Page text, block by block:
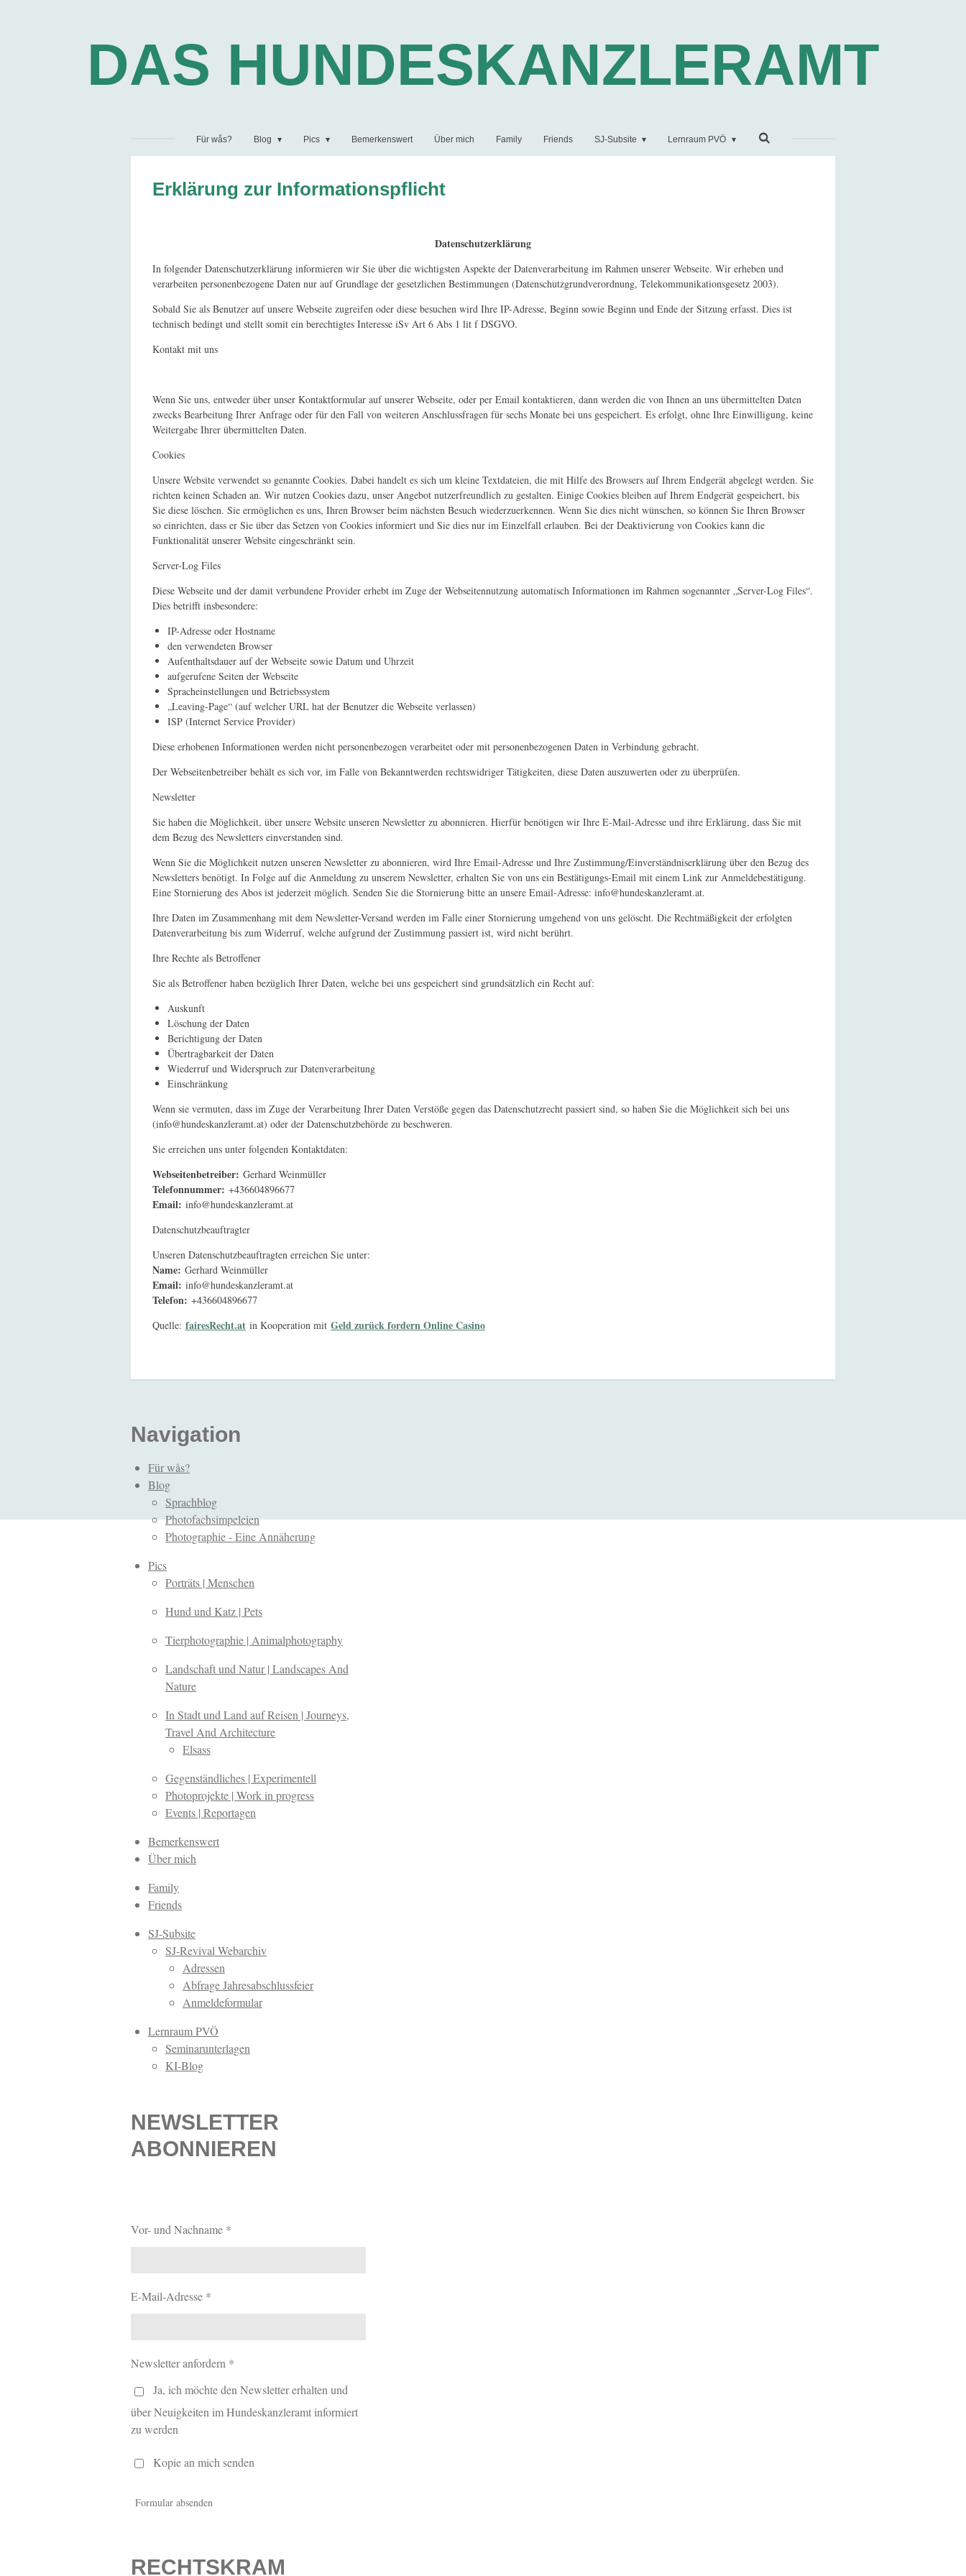
DAS HUNDESKANZLERAMT
Für wås? Blog Pics Bemerkenswert Über mich Family Friends SJ-Subsite Lernraum PVÖ
Erklärung zur Informationspflicht
Datenschutzerklärung
In folgender Datenschutzerklärung informieren wir Sie über die wichtigsten Aspekte der Datenverarbeitung im Rahmen unserer Webseite. Wir erheben und
verarbeiten personenbezogene Daten nur auf Grundlage der gesetzlichen Bestimmungen (Datenschutzgrundverordnung, Telekommunikationsgesetz 2003).
Sobald Sie als Benutzer auf unsere Webseite zugreifen oder diese besuchen wird Ihre IP-Adresse, Beginn sowie Beginn und Ende der Sitzung erfasst. Dies ist
technisch bedingt und stellt somit ein berechtigtes Interesse iSv Art 6 Abs 1 lit f DSGVO.
Kontakt mit uns
Wenn Sie uns, entweder über unser Kontaktformular auf unserer Webseite, oder per Email kontaktieren, dann werden die von Ihnen an uns übermittelten Daten
zwecks Bearbeitung Ihrer Anfrage oder für den Fall von weiteren Anschlussfragen für sechs Monate bei uns gespeichert. Es erfolgt, ohne Ihre Einwilligung, keine
Weitergabe Ihrer übermittelten Daten.
Cookies
Unsere Website verwendet so genannte Cookies. Dabei handelt es sich um kleine Textdateien, die mit Hilfe des Browsers auf Ihrem Endgerät abgelegt werden. Sie
richten keinen Schaden an. Wir nutzen Cookies dazu, unser Angebot nutzerfreundlich zu gestalten. Einige Cookies bleiben auf Ihrem Endgerät gespeichert, bis
Sie diese löschen. Sie ermöglichen es uns, Ihren Browser beim nächsten Besuch wiederzuerkennen. Wenn Sie dies nicht wünschen, so können Sie Ihren Browser
so einrichten, dass er Sie über das Setzen von Cookies informiert und Sie dies nur im Einzelfall erlauben. Bei der Deaktivierung von Cookies kann die
Funktionalität unserer Website eingeschränkt sein.
Server-Log Files
Diese Webseite und der damit verbundene Provider erhebt im Zuge der Webseitennutzung automatisch Informationen im Rahmen sogenannter „Server-Log Files“.
Dies betrifft insbesondere:
IP-Adresse oder Hostname
den verwendeten Browser
Aufenthaltsdauer auf der Webseite sowie Datum und Uhrzeit
aufgerufene Seiten der Webseite
Spracheinstellungen und Betriebssystem
„Leaving-Page“ (auf welcher URL hat der Benutzer die Webseite verlassen)
ISP (Internet Service Provider)
Diese erhobenen Informationen werden nicht personenbezogen verarbeitet oder mit personenbezogenen Daten in Verbindung gebracht.
Der Webseitenbetreiber behält es sich vor, im Falle von Bekanntwerden rechtswidriger Tätigkeiten, diese Daten auszuwerten oder zu überprüfen.
Newsletter
Sie haben die Möglichkeit, über unsere Website unseren Newsletter zu abonnieren. Hierfür benötigen wir Ihre E-Mail-Adresse und ihre Erklärung, dass Sie mit
dem Bezug des Newsletters einverstanden sind.
Wenn Sie die Möglichkeit nutzen unseren Newsletter zu abonnieren, wird Ihre Email-Adresse und Ihre Zustimmung/Einverständniserklärung über den Bezug des
Newsletters benötigt. In Folge auf die Anmeldung zu unserem Newsletter, erhalten Sie von uns ein Bestätigungs-Email mit einem Link zur Anmeldebestätigung.
Eine Stornierung des Abos ist jederzeit möglich. Senden Sie die Stornierung bitte an unsere Email-Adresse: info@hundeskanzleramt.at.
Ihre Daten im Zusammenhang mit dem Newsletter-Versand werden im Falle einer Stornierung umgehend von uns gelöscht. Die Rechtmäßigkeit der erfolgten
Datenverarbeitung bis zum Widerruf, welche aufgrund der Zustimmung passiert ist, wird nicht berührt.
Ihre Rechte als Betroffener
Sie als Betroffener haben bezüglich Ihrer Daten, welche bei uns gespeichert sind grundsätzlich ein Recht auf:
Auskunft
Löschung der Daten
Berichtigung der Daten
Übertragbarkeit der Daten
Wiederruf und Widerspruch zur Datenverarbeitung
Einschränkung
Wenn sie vermuten, dass im Zuge der Verarbeitung Ihrer Daten Verstöße gegen das Datenschutzrecht passiert sind, so haben Sie die Möglichkeit sich bei uns
(info@hundeskanzleramt.at) oder der Datenschutzbehörde zu beschweren.
Sie erreichen uns unter folgenden Kontaktdaten:
Webseitenbetreiber: Gerhard Weinmüller
Telefonnummer: +436604896677
Email: info@hundeskanzleramt.at
Datenschutzbeauftragter
Unseren Datenschutzbeauftragten erreichen Sie unter:
Name: Gerhard Weinmüller
Email: info@hundeskanzleramt.at
Telefon: +436604896677
Quelle: fairesRecht.at in Kooperation mit Geld zurück fordern Online Casino
Navigation
Für wås?
Blog
Sprachblog
Photofachsimpeleien
Photographie - Eine Annäherung
Pics
Porträts | Menschen
Hund und Katz | Pets
Tierphotographie | Animalphotography
Landschaft und Natur | Landscapes And
Nature
In Stadt und Land auf Reisen | Journeys,
Travel And Architecture
Elsass
Gegenständliches | Experimentell
Photoprojekte | Work in progress
Events | Reportagen
Bemerkenswert
Über mich
Family
Friends
SJ-Subsite
SJ-Revival Webarchiv
Adressen
Abfrage Jahresabschlussfeier
Anmeldeformular
Lernraum PVÖ
Seminarunterlagen
KI-Blog
NEWSLETTER
ABONNIEREN
Vor- und Nachname *
E-Mail-Adresse *
Newsletter anfordern *
Ja, ich möchte den Newsletter erhalten und
über Neuigkeiten im Hundeskanzleramt informiert
zu werden
Kopie an mich senden
Formular absenden
RECHTSKRAM